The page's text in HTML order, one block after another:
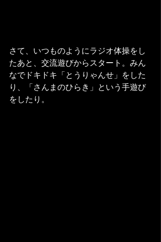
さて、いつものようにラジオ体操をし
たあと、交流遊びからスタート。みん
なでドキドキ「とうりゃんせ」をした
り、「さんまのひらき」という手遊び
をしたり。